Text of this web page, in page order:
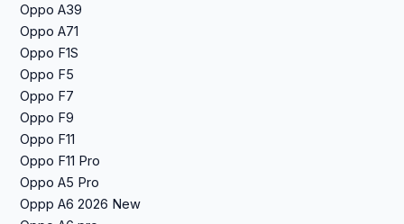
Oppo A39
Oppo A71
Oppo F1S
Oppo F5
Oppo F7
Oppo F9
Oppo F11
Oppo F11 Pro
Oppo A5 Pro
Oppp A6 2026 New